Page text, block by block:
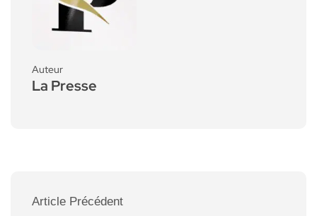
Auteur
La Presse
Article Précédent